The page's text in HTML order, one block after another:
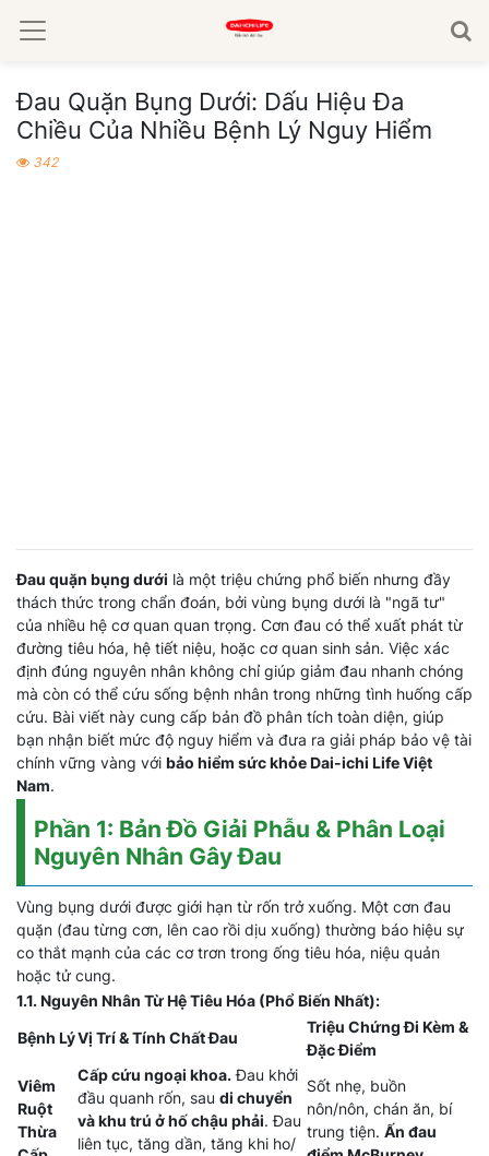
Đau Quặn Bụng Dưới: Dấu Hiệu Đa
Chiều Của Nhiều Bệnh Lý Nguy Hiểm
342
Đau quặn bụng dưới là một triệu chứng phổ biến nhưng đầy
thách thức trong chẩn đoán, bởi vùng bụng dưới là "ngã tư"
của nhiều hệ cơ quan quan trọng. Cơn đau có thể xuất phát từ
đường tiêu hóa, hệ tiết niệu, hoặc cơ quan sinh sản. Việc xác
định đúng nguyên nhân không chỉ giúp giảm đau nhanh chóng
mà còn có thể cứu sống bệnh nhân trong những tình huống cấp
cứu. Bài viết này cung cấp bản đồ phân tích toàn diện, giúp
bạn nhận biết mức độ nguy hiểm và đưa ra giải pháp bảo vệ tài
chính vững vàng với bảo hiểm sức khỏe Dai-ichi Life Việt
Nam.
Phần 1: Bản Đồ Giải Phẫu & Phân Loại
Nguyên Nhân Gây Đau
Vùng bụng dưới được giới hạn từ rốn trở xuống. Một cơn đau
quặn (đau từng cơn, lên cao rồi dịu xuống) thường báo hiệu sự
co thắt mạnh của các cơ trơn trong ống tiêu hóa, niệu quản
hoặc tử cung.
1.1. Nguyên Nhân Từ Hệ Tiêu Hóa (Phổ Biến Nhất):
Bệnh LýVị Trí & Tính Chất Đau
Triệu Chứng Đi Kèm &
Đặc Điểm
Viêm
Ruột
Thừa
Cấp cứu ngoại khoa.Đau khởi
đầu quanh rốn, sau di chuyển
và khu trú ở hố chậu phải. Đau
liên tục, tăng dần, tăng khi ho/
Sốt nhẹ, buồn
nôn/nôn, chán ăn, bí
trung tiện. Ấn đau